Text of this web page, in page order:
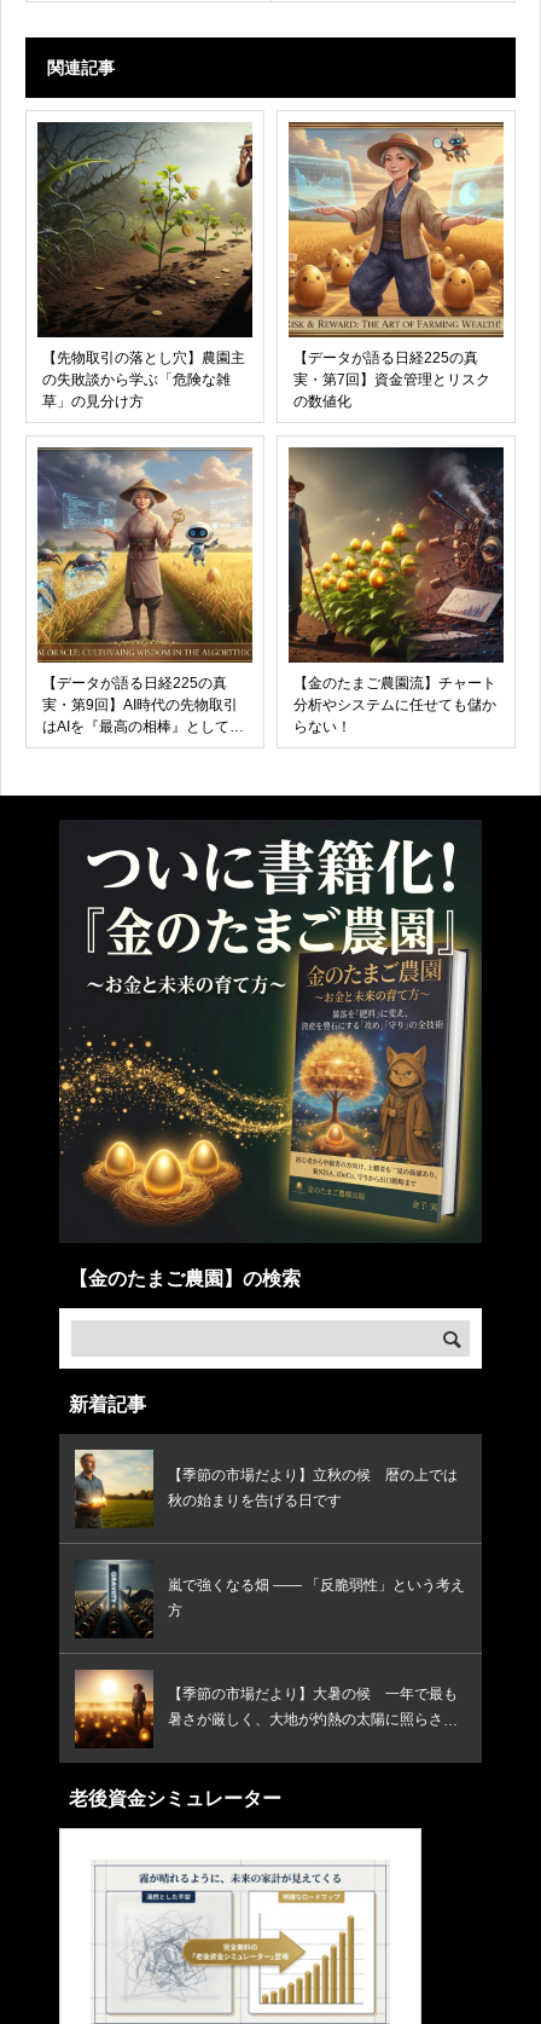
関連記事
【先物取引の落とし穴】農園主
の失敗談から学ぶ「危険な雑
草」の見分け方
【データが語る日経225の真
実・第7回】資金管理とリスク
の数値化
【データが語る日経225の真
実・第9回】AI時代の先物取引
はAIを『最高の相棒』として活
用
【金のたまご農園流】チャート
分析やシステムに任せても儲か
らない！
【金のたまご農園】の検索
新着記事
【季節の市場だより】立秋の候 暦の上では
秋の始まりを告げる日です
嵐で強くなる畑 —— 「反脆弱性」という考え
方
【季節の市場だより】大暑の候 一年で最も
暑さが厳しく、大地が灼熱の太陽に照らされ
老後資金シミュレーター